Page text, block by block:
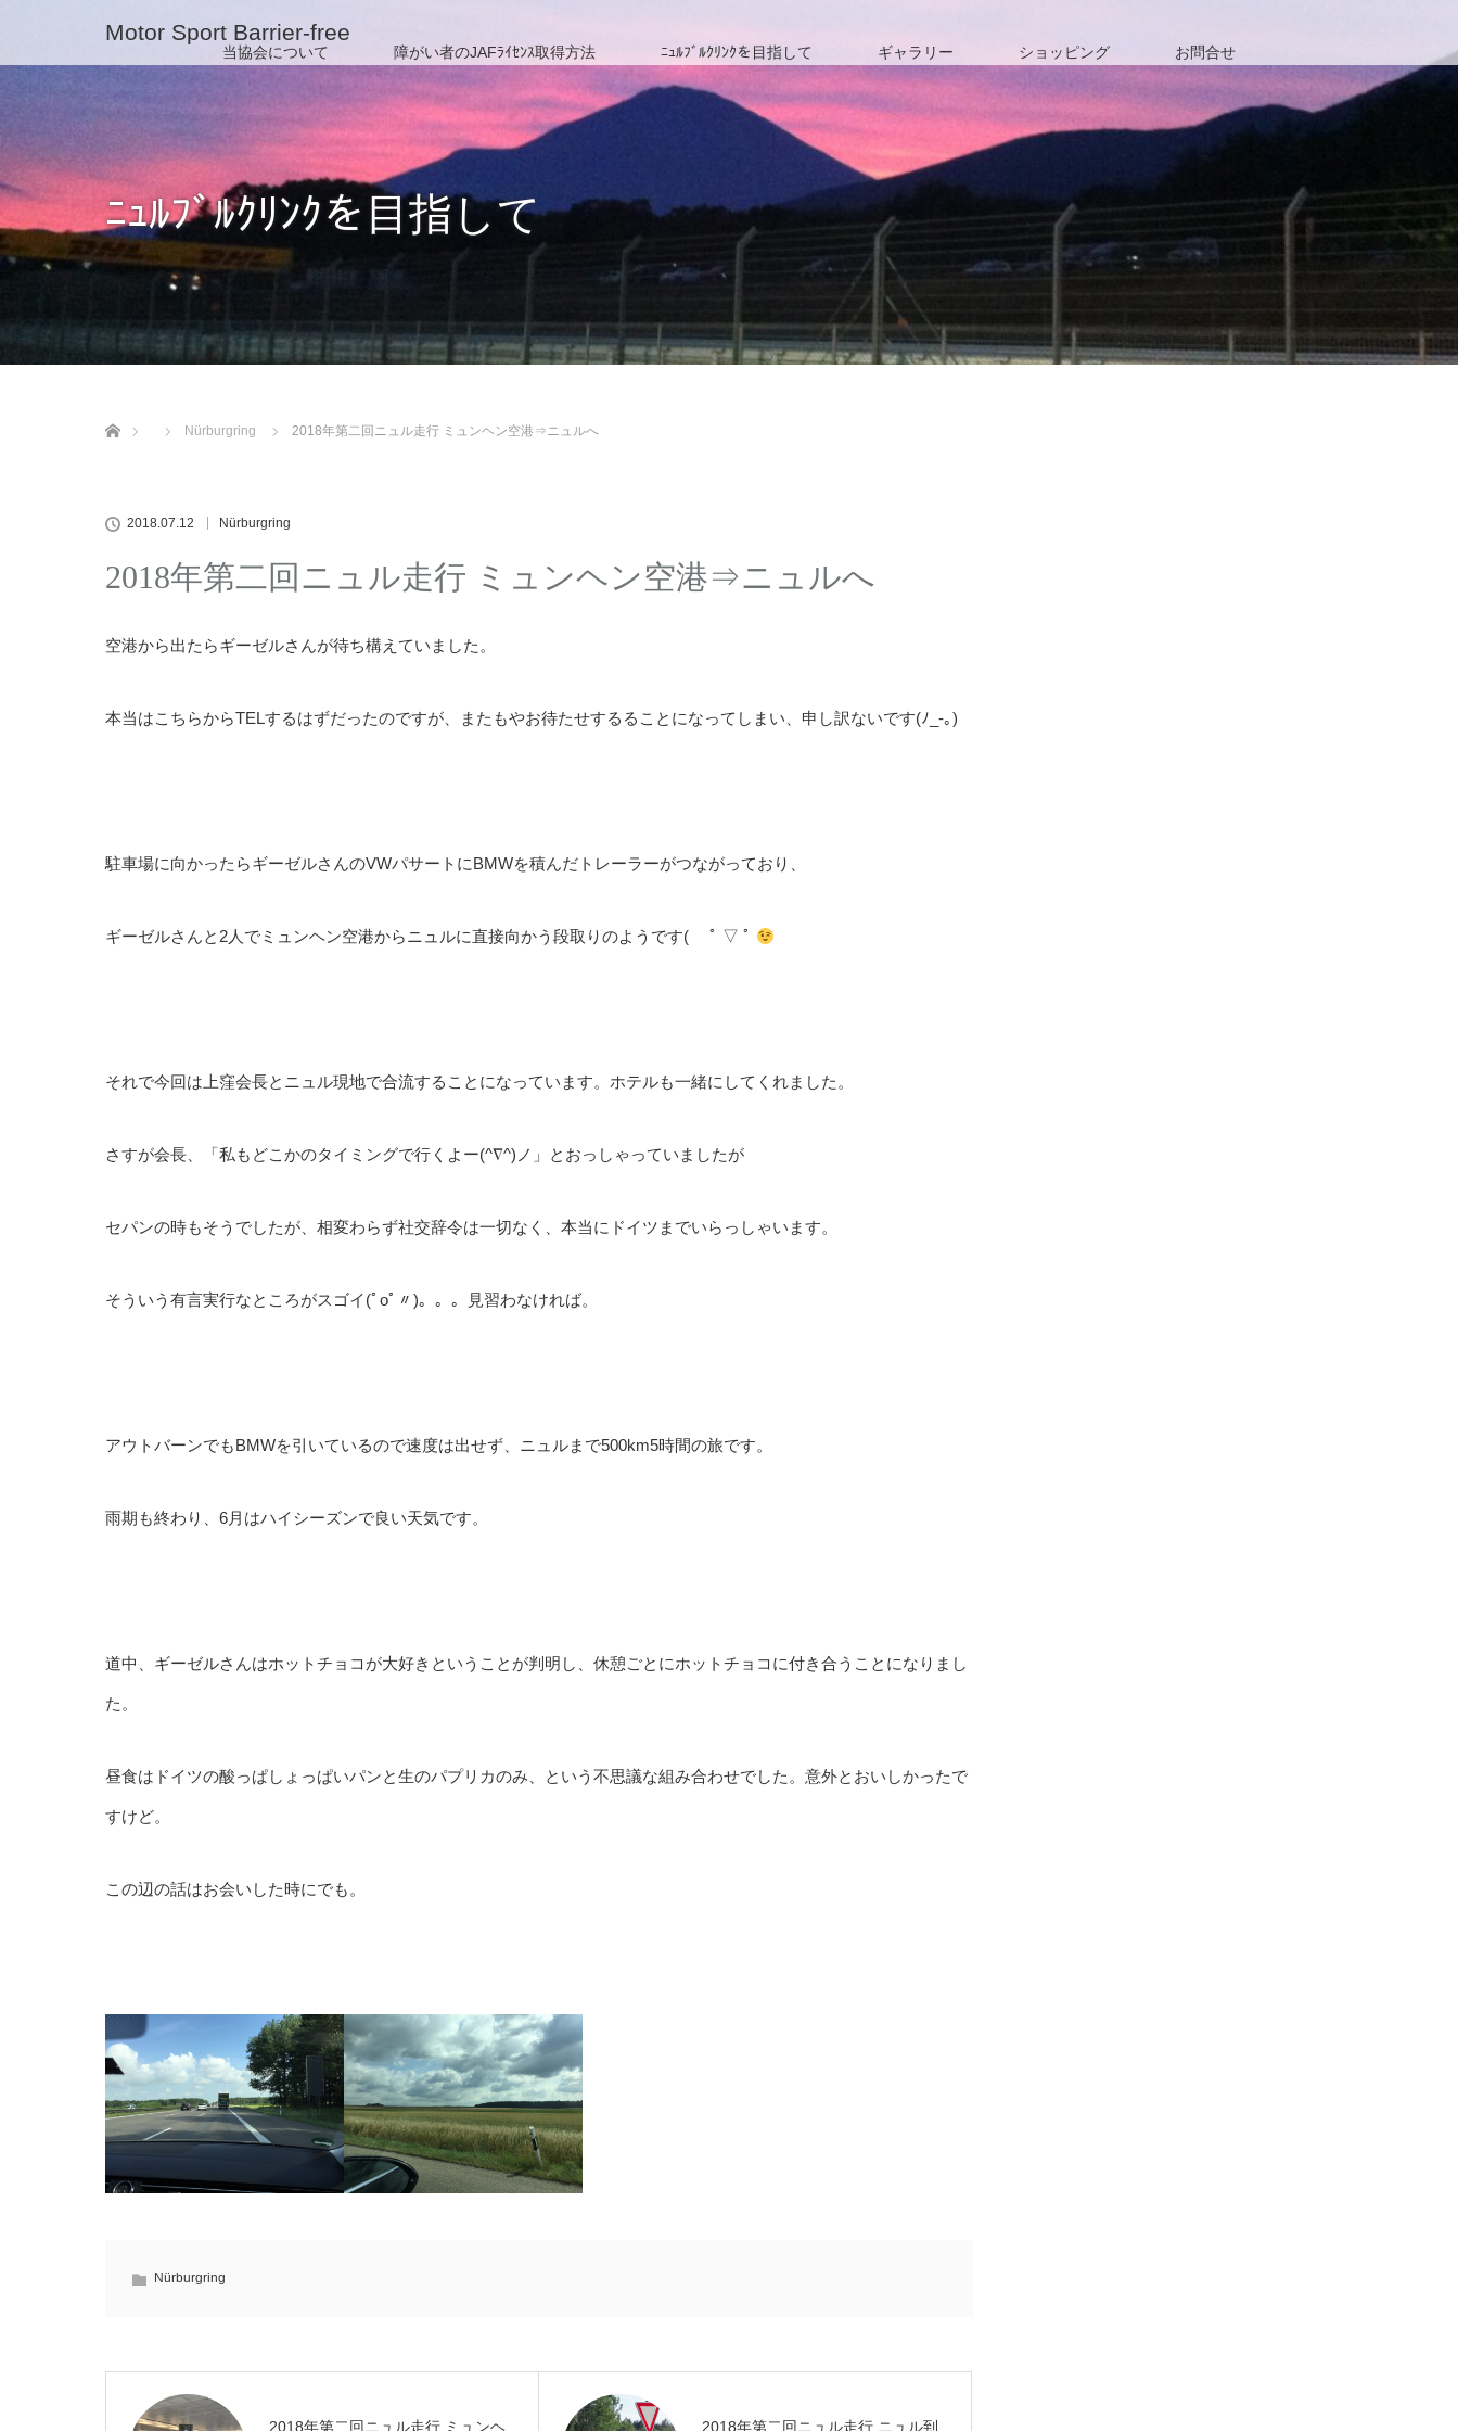
Motor Sport Barrier-free
当協会について 障がい者のJAFﾗｲｾﾝｽ取得方法 ﾆｭﾙﾌﾞﾙｸﾘﾝｸを目指して ギャラリー ショッピング お問合せ
ﾆｭﾙﾌﾞﾙｸﾘﾝｸを目指して
Nürburgring
2018年第二回ニュル走行 ミュンヘン空港⇒ニュルへ
2018.07.12 Nürburgring
2018年第二回ニュル走行 ミュンヘン空港⇒ニュルへ
空港から出たらギーゼルさんが待ち構えていました。
本当はこちらからTELするはずだったのですが、またもやお待たせするることになってしまい、申し訳ないです(ﾉ_-｡)
駐車場に向かったらギーゼルさんのVWパサートにBMWを積んだトレーラーがつながっており、
ギーゼルさんと2人でミュンヘン空港からニュルに直接向かう段取りのようです( ﾟ ▽ ﾟ
それで今回は上窪会長とニュル現地で合流することになっています。ホテルも一緒にしてくれました。
さすが会長、「私もどこかのタイミングで行くよー(^∇^)ノ」とおっしゃっていましたが
セパンの時もそうでしたが、相変わらず社交辞令は一切なく、本当にドイツまでいらっしゃいます。
そういう有言実行なところがスゴイ(ﾟoﾟ〃)。。。見習わなければ。
アウトバーンでもBMWを引いているので速度は出せず、ニュルまで500km5時間の旅です。
雨期も終わり、6月はハイシーズンで良い天気です。
道中、ギーゼルさんはホットチョコが大好きということが判明し、休憩ごとにホットチョコに付き合うことになりまし
た。
昼食はドイツの酸っぱしょっぱいパンと生のパプリカのみ、という不思議な組み合わせでした。意外とおいしかったで
すけど。
この辺の話はお会いした時にでも。
Nürburgring
2018年第二回ニュル走行 ミュンヘ 2018年第二回ニュル走行 ニュル到